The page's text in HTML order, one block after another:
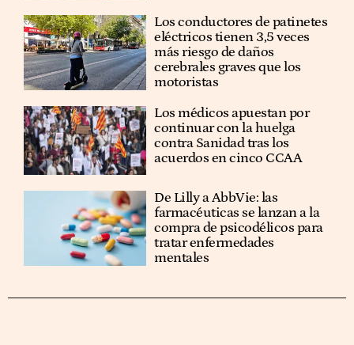
Los conductores de patinetes
eléctricos tienen 3,5 veces
más riesgo de daños
cerebrales graves que los
motoristas
Los médicos apuestan por
continuar con la huelga
contra Sanidad tras los
acuerdos en cinco CCAA
De Lilly a AbbVie: las
farmacéuticas se lanzan a la
compra de psicodélicos para
tratar enfermedades
mentales